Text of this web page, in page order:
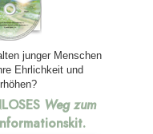
junger Menschen
Ehrlichkeit und
Weg zum